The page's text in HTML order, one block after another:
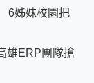
6姊妹校園把
雄ERP團隊搶